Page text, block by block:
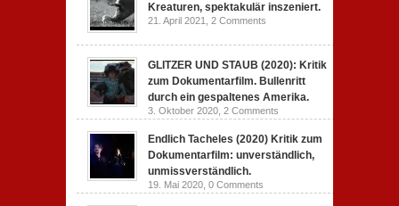
Kreaturen, spektakulär inszeniert.
21. April 2021, 2 Comments
GLITZER UND STAUB (2020): Kritik
zum Dokumentarfilm. Bullenritt
durch ein gespaltenes Amerika.
3. Oktober 2020, 2 Comments
Endlich Tacheles (2020) Kritik zum
Dokumentarfilm: unverständlich,
unmissverständlich.
19. Mai 2020, 0 Comments